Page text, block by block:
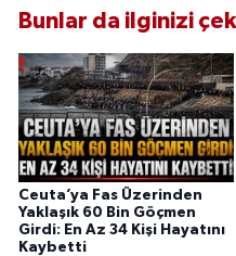
Bunlar da ilginizi
Ceuta’ya Fas Üzerinden
Yaklaşık 60 Bin Göçmen
Girdi: En Az 34 Kişi Hayatını
Kaybetti